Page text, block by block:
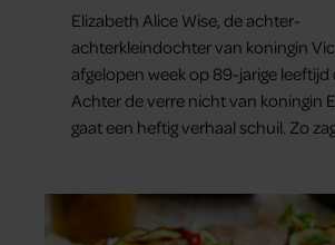
Elizabeth Alice Wise, de achter-
achterkleindochter van koningin
afgelopen week op 89-jarige leeftijd
Achter de verre nicht van koningin
gaat een heftig verhaal schuil. Zo